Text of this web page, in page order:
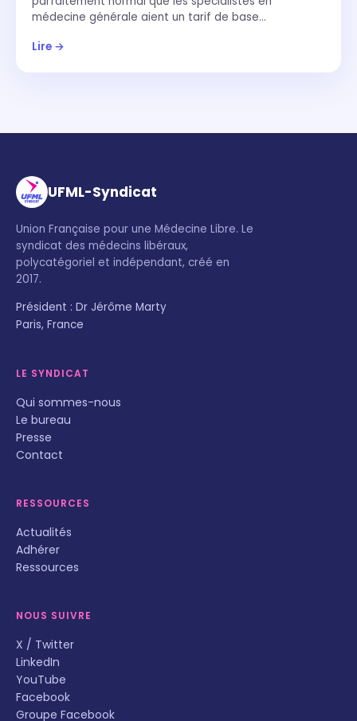
médecine générale aient un tarif de base…
Lire →
UFML-Syndicat
Union Française pour une Médecine Libre. Le
syndicat des médecins libéraux,
polycatégoriel et indépendant, créé en
2017.
Président : Dr Jérôme Marty
Paris, France
LE SYNDICAT
Qui sommes-nous
Le bureau
Presse
Contact
RESSOURCES
Actualités
Adhérer
Ressources
NOUS SUIVRE
X / Twitter
LinkedIn
YouTube
Facebook
Groupe Facebook